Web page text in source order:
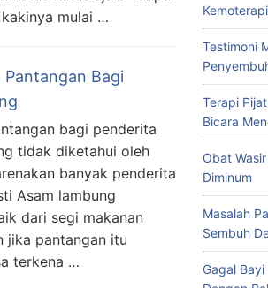
mulai …
Bagi
bagi penderita
tidak diketahui oleh
banyak penderita
Asam lambung
dari segi makanan
jika pantangan itu
terkena …
Testimoni
Terapi
Bicara
Obat
Diminum
Masalah
Sembuh
Gagal